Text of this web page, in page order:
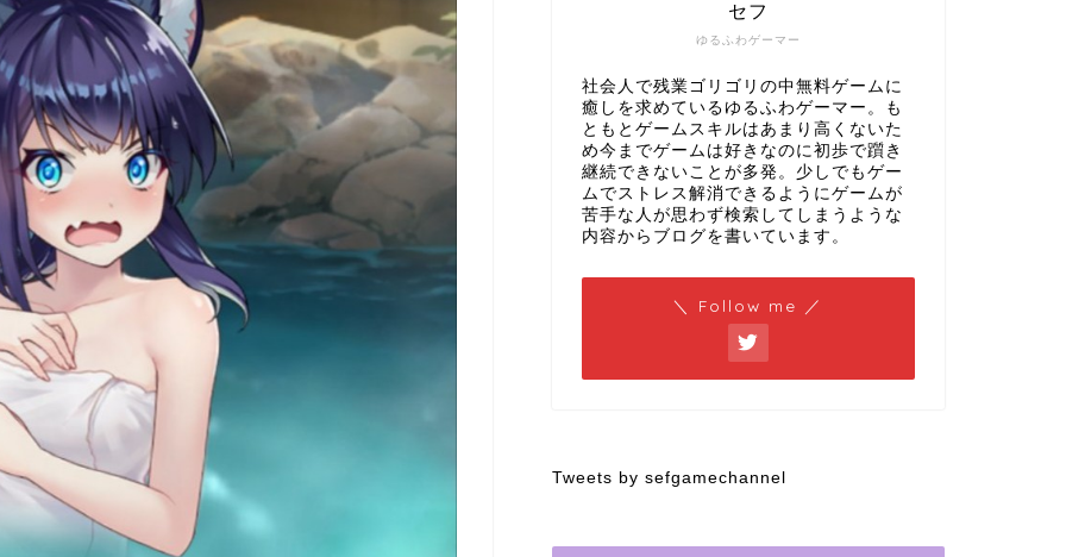
ゆるふわゲーマー
セフ
社会人で残業ゴリゴリの中無料ゲームに
癒しを求めているゆるふわゲーマー。も
ともとゲームスキルはあまり高くないた
め今までゲームは好きなのに初歩で躓き
継続できないことが多発。少しでもゲー
ムでストレス解消できるようにゲームが
苦手な人が思わず検索してしまうような
内容からブログを書いています。
＼ Follow me ／
Tweets by sefgamechannel